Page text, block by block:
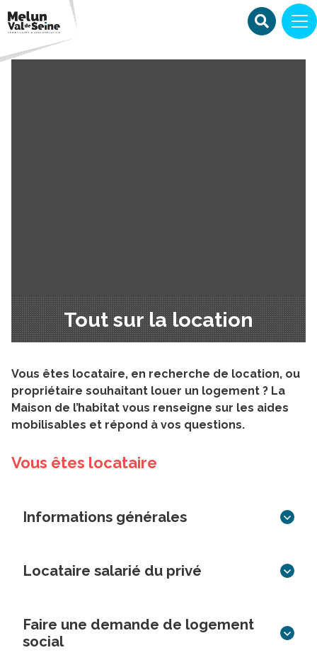
Tout sur la location
Vous êtes locataire, en recherche de location, ou
propriétaire souhaitant louer un logement ? La
Maison de l’habitat vous renseigne sur les aides
mobilisables et répond à vos questions.
Vous êtes locataire
Informations générales
Locataire salarié du privé
Faire une demande de logement
social